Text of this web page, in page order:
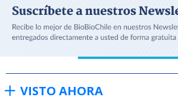
VISTO AHORA